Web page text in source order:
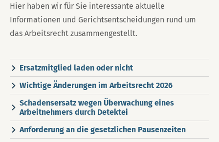
Hier haben wir für Sie interessante aktuelle
Informationen und Gerichtsentscheidungen rund um
das Arbeitsrecht zusammengestellt.
Ersatzmitglied laden oder nicht
Wichtige Änderungen im Arbeitsrecht 2026
Schadensersatz wegen Überwachung eines
Arbeitnehmers durch Detektei
Anforderung an die gesetzlichen Pausenzeiten